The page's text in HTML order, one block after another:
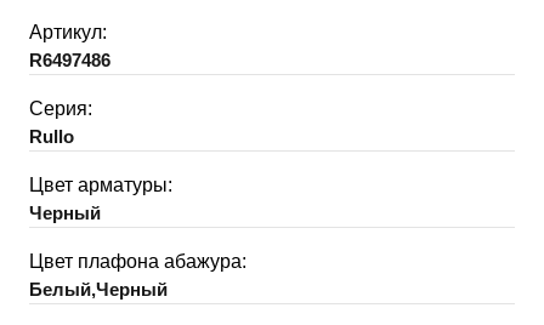
Артикул:
R6497486
Серия:
Rullo
Цвет арматуры:
Черный
Цвет плафона абажура:
Белый,Черный